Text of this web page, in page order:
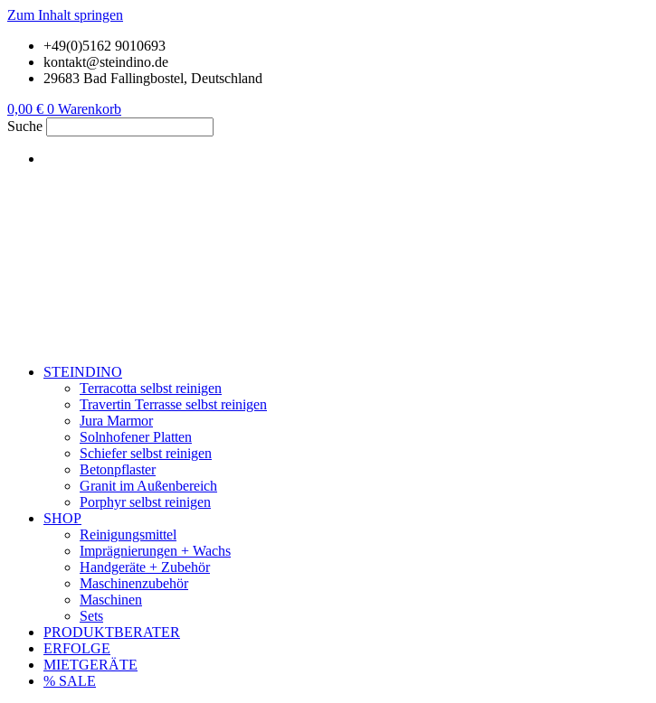
Zum Inhalt springen
+49(0)5162 9010693
kontakt@steindino.de
29683 Bad Fallingbostel, Deutschland
0,00 € 0 Warenkorb
Suche
STEINDINO
Terracotta selbst reinigen
Travertin Terrasse selbst reinigen
Jura Marmor
Solnhofener Platten
Schiefer selbst reinigen
Betonpflaster
Granit im Außenbereich
Porphyr selbst reinigen
SHOP
Reinigungsmittel
Imprägnierungen + Wachs
Handgeräte + Zubehör
Maschinenzubehör
Maschinen
Sets
PRODUKTBERATER
ERFOLGE
MIETGERÄTE
% SALE